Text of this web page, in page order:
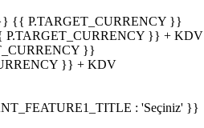
{{ P.TARGET_CURRENCY }}
P.TARGET_CURRENCY }} + KDV
}}
}} + KDV
: 'Seçiniz' }}